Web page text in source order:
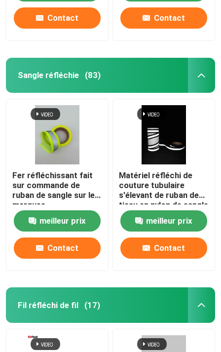
Contact Contact
Sangle réfléchie (83)
Fer réfléchissant fait
sur commande de
ruban de sangle sur les
marques
réfléchissantes pour le
sac de ceinture de
sécurité d'habillement
meilleur prix
Contact
Matériel réfléchi de
couture tubulaire
s'élevant de ruban de
tissu en nylon de sangle
meilleur prix
Contact
Fil réfléchi de fil (17)